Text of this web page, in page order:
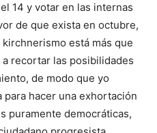
14 y votar en las internas
de que exista en octubre,
está más que
recortar las posibilidades
de modo que yo
hacer una exhortación
puramente democráticas,